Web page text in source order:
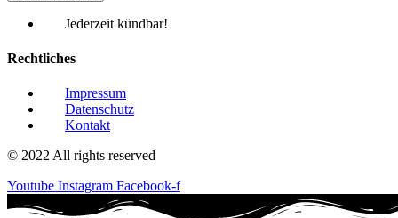
Jederzeit kündbar!
Rechtliches
Impressum
Datenschutz
Kontakt
© 2022 All rights reserved
Youtube Instagram Facebook-f